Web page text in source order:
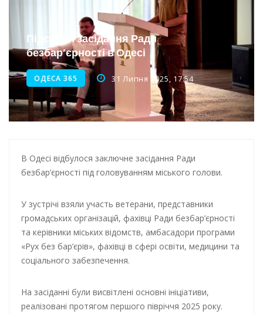
Нічна атака на Одесу: наслідки обстрілу
Енергетична підтримка для Одеси
Водопостачання в Одесі: нові локації для підвезення води
Підсумки засідання Ради
безбар’єрності в Одесі
ОДЕСА 365 31 Липня 2025, 17:54
В Одесі відбулося заключне засідання Ради
безбар’єрності під головуванням міського голови.
У зустрічі взяли участь ветерани, представники
громадських організацій, фахівці Ради безбар’єрності
та керівники міських відомств, амбасадори програми
«Рух без бар’єрів», фахівці в сфері освіти, медицини та
соціального забезпечення.
На засіданні були висвітлені основні ініціативи,
реалізовані протягом першого півріччя 2025 року.